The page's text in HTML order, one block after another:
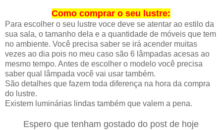
Como comprar o seu lustre:
Para escolher o seu lustre voce deve se atentar ao estilo da
sua sala, o tamanho dela e a quantidade de móveis que tem
no ambiente. Você precisa saber se irá acender muitas
vezes ao dia pois no meu caso são 6 lâmpadas acesas ao
mesmo tempo. Antes de escolher o modelo você precisa
saber qual lâmpada você vai usar também.
São detalhes que fazem toda diferença na hora da compra
do lustre.
Existem luminárias lindas também que valem a pena.
Espero que tenham gostado do post de hoje